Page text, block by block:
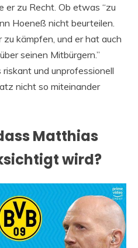
er zu Recht. Ob etwas “zu
Hoeneß nicht beurteilen.
zu kämpfen, und er hat auch
seinen Mitbürgern.”
und unprofessionell
nicht so miteinander
Matthias
wird?